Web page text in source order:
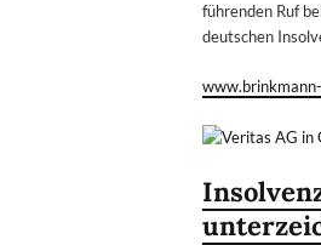
führenden Ruf
deutschen